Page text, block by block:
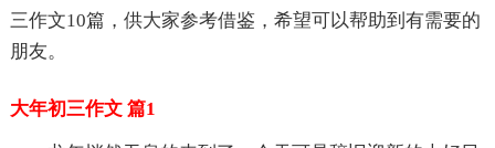
三作文10篇，供大家参考借鉴，希望可以帮助到有需要的
朋友。
大年初三作文 篇1